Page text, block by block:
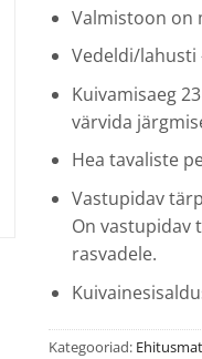
Valmistoon on
Vedeldi/lahusti
Kuivamisaeg
värvida
Hea tavaliste
Vastupidav
On vastupidav
rasvadele.
Kategooriad: